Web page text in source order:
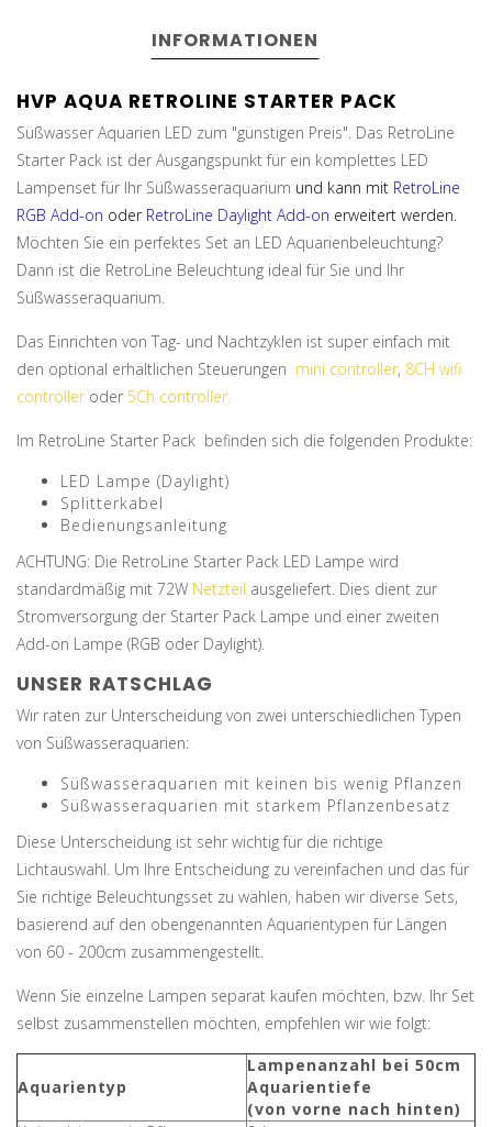
INFORMATIONEN
HVP AQUA RETROLINE STARTER PACK
Süßwasser Aquarien LED zum "günstigen Preis". Das RetroLine
Starter Pack ist der Ausgangspunkt für ein komplettes LED
Lampenset für Ihr Süßwasseraquarium und kann mit RetroLine
RGB Add-on oder RetroLine Daylight Add-on erweitert werden.
Möchten Sie ein perfektes Set an LED Aquarienbeleuchtung?
Dann ist die RetroLine Beleuchtung ideal für Sie und Ihr
Süßwasseraquarium.
Das Einrichten von Tag- und Nachtzyklen ist super einfach mit
den optional erhältlichen Steuerungen mini controller, 8CH wifi
controlleroder 5Ch controller.
Im RetroLine Starter Pack befinden sich die folgenden Produkte:
LED Lampe (Daylight)
Splitterkabel
Bedienungsanleitung
ACHTUNG: Die RetroLine Starter Pack LED Lampe wird
standardmäßig mit 72W Netzteil ausgeliefert. Dies dient zur
Stromversorgung der Starter Pack Lampe und einer zweiten
Add-on Lampe (RGB oder Daylight).
UNSER RATSCHLAG
Wir raten zur Unterscheidung von zwei unterschiedlichen Typen
von Süßwasseraquarien:
Süßwasseraquarien mit keinen bis wenig Pflanzen
Süßwasseraquarien mit starkem Pflanzenbesatz
Diese Unterscheidung ist sehr wichtig für die richtige
Lichtauswahl. Um Ihre Entscheidung zu vereinfachen und das für
Sie richtige Beleuchtungsset zu wählen, haben wir diverse Sets,
basierend auf den obengenannten Aquarientypen für Längen
von 60 - 200cm zusammengestellt.
Wenn Sie einzelne Lampen separat kaufen möchten, bzw. Ihr Set
selbst zusammenstellen möchten, empfehlen wir wie folgt:
Aquarientyp
Lampenanzahl bei 50cm
Aquarientiefe
(von vorne nach hinten)